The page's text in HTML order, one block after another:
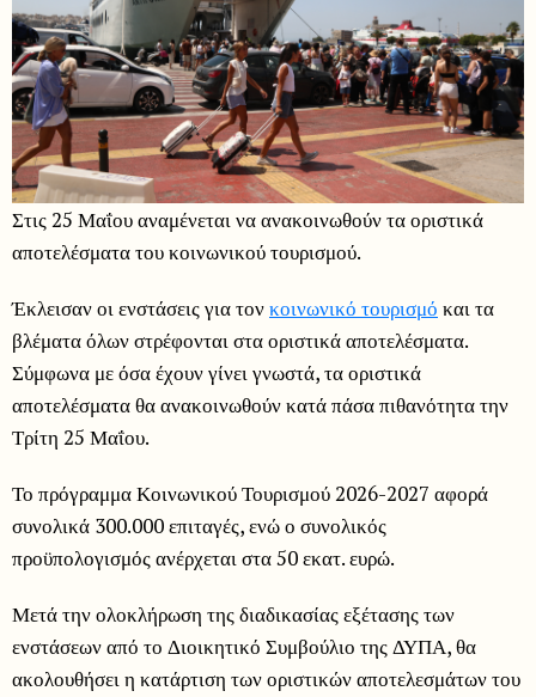
Στις 25 Μαΐου αναμένεται να ανακοινωθούν τα οριστικά
αποτελέσματα του κοινωνικού τουρισμού.
Έκλεισαν οι ενστάσεις για τονκοινωνικό τουρισμό και τα
βλέματα όλων στρέφονται στα οριστικά αποτελέσματα.
Σύμφωνα με όσα έχουν γίνει γνωστά, τα οριστικά
αποτελέσματα θα ανακοινωθούν κατά πάσα πιθανότητα την
Τρίτη 25 Μαΐου.
Το πρόγραμμα Κοινωνικού Τουρισμού 2026-2027 αφορά
συνολικά 300.000 επιταγές, ενώ ο συνολικός
προϋπολογισμός ανέρχεται στα 50 εκατ. ευρώ.
Μετά την ολοκλήρωση της διαδικασίας εξέτασης των
ενστάσεων από το Διοικητικό Συμβούλιο της ΔΥΠΑ, θα
ακολουθήσει η κατάρτιση των οριστικών αποτελεσμάτων του